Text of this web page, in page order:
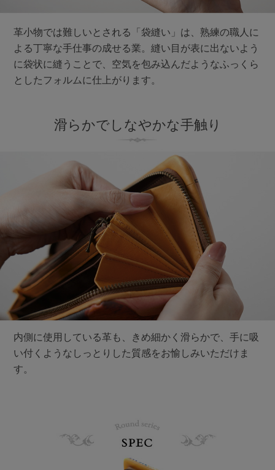
革小物では難しいとされる「袋縫い」は、熟練の職人に
よる丁寧な手仕事の成せる業。縫い目が表に出ないよう
に袋状に縫うことで、空気を包み込んだようなふっくら
としたフォルムに仕上がります。
滑らかでしなやかな手触り
内側に使用している革も、きめ細かく滑らかで、手に吸
い付くようなしっとりした質感をお愉しみいただけま
す。